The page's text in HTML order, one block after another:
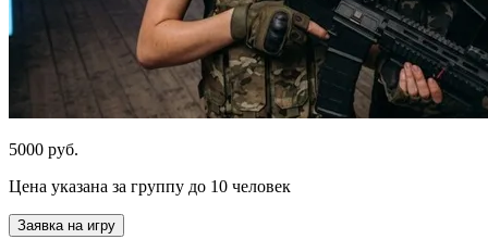
5000 руб.
Цена указана за группу до 10 человек
Заявка на игру